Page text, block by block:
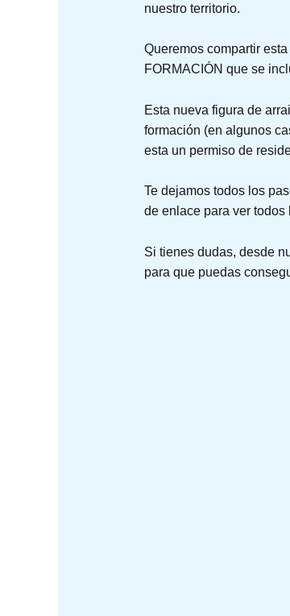
nuestro territorio.
Queremos compartir
FORMACIÓN que se
Esta nueva figura de
formación (en algunos
esta un permiso de
Te dejamos todos los
de enlace para ver
Si tienes dudas, desde
para que puedas